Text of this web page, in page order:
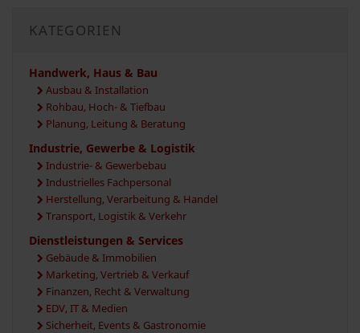
KATEGORIEN
Handwerk, Haus & Bau
Ausbau & Installation
Rohbau, Hoch- & Tiefbau
Planung, Leitung & Beratung
Industrie, Gewerbe & Logistik
Industrie- & Gewerbebau
Industrielles Fachpersonal
Herstellung, Verarbeitung & Handel
Transport, Logistik & Verkehr
Dienstleistungen & Services
Gebäude & Immobilien
Marketing, Vertrieb & Verkauf
Finanzen, Recht & Verwaltung
EDV, IT & Medien
Sicherheit, Events & Gastronomie